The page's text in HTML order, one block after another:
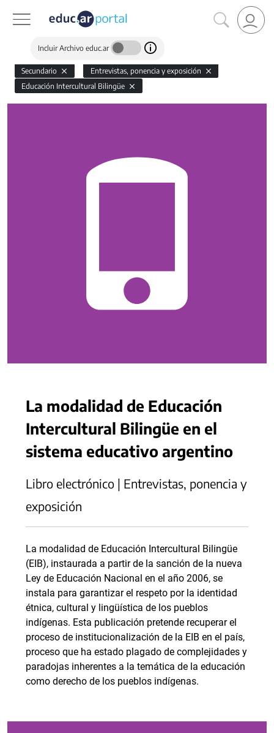
Incluir Archivo educ.ar
Secundario
Entrevistas, ponencia y exposición
Educación Intercultural Bilingüe
La modalidad de Educación
Intercultural Bilingüe en el
sistema educativo argentino
Libro electrónico | Entrevistas, ponencia y
exposición
La modalidad de Educación Intercultural Bilingüe
(EIB), instaurada a partir de la sanción de la nueva
Ley de Educación Nacional en el año 2006, se
instala para garantizar el respeto por la identidad
étnica, cultural y lingüística de los pueblos
indígenas. Esta publicación pretende recuperar el
proceso de institucionalización de la EIB en el país,
proceso que ha estado plagado de complejidades y
paradojas inherentes a la temática de la educación
como derecho de los pueblos indígenas.